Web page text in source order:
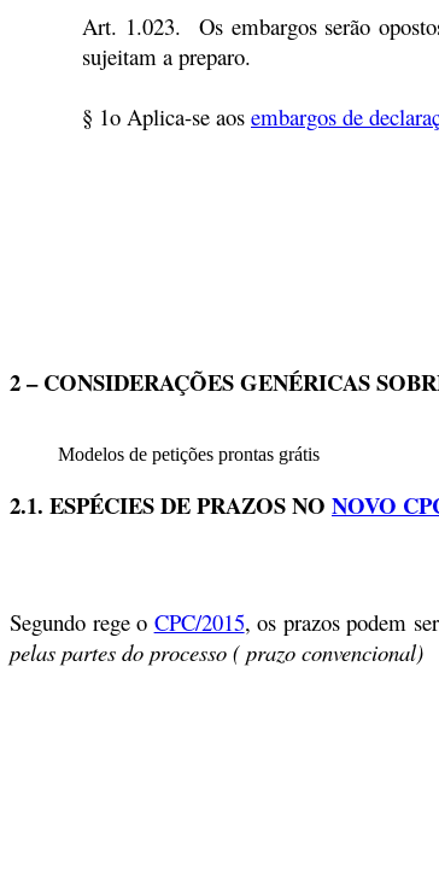
Art. 1.023. Os embargos serão
sujeitam a preparo.
§ 1o Aplica-se aos embargos de
2 – CONSIDERAÇÕES GENÉRICAS
Modelos de petições prontas grátis
2.1. ESPÉCIES DE PRAZOS NO NOVO
Segundo rege o CPC/2015, os prazos podem
pelas partes do processo ( prazo convencional)